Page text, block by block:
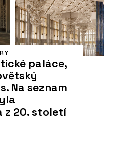
paláce,
Na seznam
z 20. století